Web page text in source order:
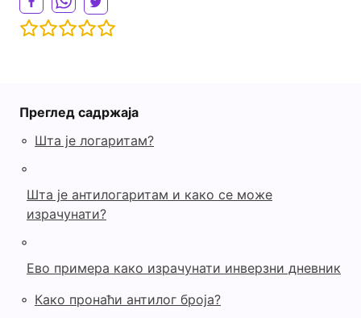
Преглед садржаја
◦ Шта је логаритам?
◦
Шта је антилогаритам и како се може
израчунати?
◦
Ево примера како израчунати инверзни дневник
◦ Како пронаћи антилог броја?